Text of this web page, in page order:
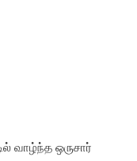
வாழ்ந்த ஒருசார்